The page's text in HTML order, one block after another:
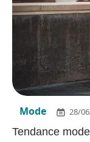
Mode 28/
Tendance